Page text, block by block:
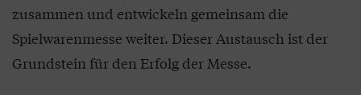
zusammen und entwickeln gemeinsam die
Spielwarenmesse weiter. Dieser Austausch ist der
Grundstein für den Erfolg der Messe.